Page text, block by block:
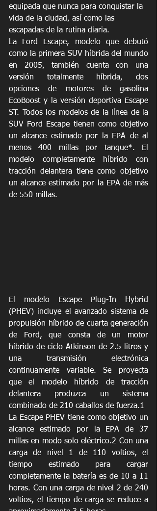
equipada que nunca para conquistar la
vida de la ciudad, así como las
escapadas de la rutina diaria.
La Ford Escape, modelo que debutó
como la primera SUV híbrida del mundo
en 2005, también cuenta con una
versión totalmente híbrida, dos
opciones de motores de gasolina
EcoBoost y la versión deportiva Escape
ST. Todos los modelos de la línea de la
SUV Ford Escape tienen como objetivo
un alcance estimado por la EPA de al
menos 400 millas por tanque*. El
modelo completamente híbrido con
tracción delantera tiene como objetivo
un alcance estimado por la EPA de más
de 550 millas.
El modelo Escape Plug-In Hybrid
(PHEV) incluye el avanzado sistema de
propulsión híbrido de cuarta generación
de Ford, que consta de un motor
híbrido de ciclo Atkinson de 2.5 litros y
una transmisión electrónica
continuamente variable. Se proyecta
que el modelo híbrido de tracción
delantera produzca un sistema
combinado de 210 caballos de fuerza.1
La Escape PHEV tiene como objetivo un
alcance estimado por la EPA de 37
millas en modo solo eléctrico.2 Con una
carga de nivel 1 de 110 voltios, el
tiempo estimado para cargar
completamente la batería es de 10 a 11
horas. Con una carga de nivel 2 de 240
voltios, el tiempo de carga se reduce a